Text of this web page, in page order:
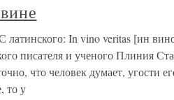
латинского: In vino veritas [ин
писателя и ученого Плиния
что человек думает, угости
то у